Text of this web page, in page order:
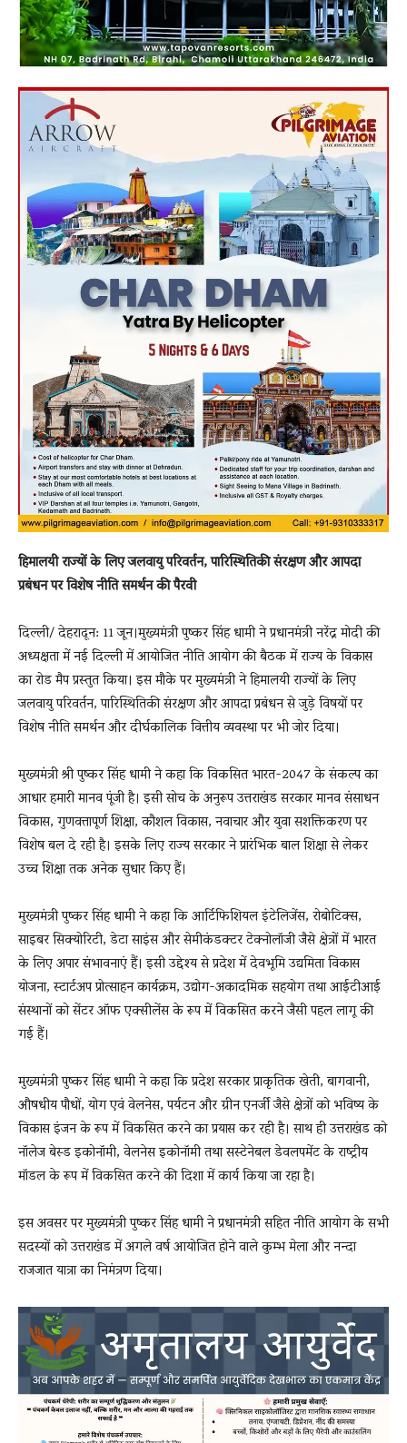
हिमालयी राज्यों के लिए जलवायु परिवर्तन, पारिस्थितिकी संरक्षण और आपदा
प्रबंधन पर विशेष नीति समर्थन की पैरवी
दिल्ली/ देहरादून: 11 जून।मुख्यमंत्री पुष्कर सिंह धामी ने प्रधानमंत्री नरेंद्र मोदी की
अध्यक्षता में नई दिल्ली में आयोजित नीति आयोग की बैठक में राज्य के विकास
का रोड मैप प्रस्तुत किया। इस मौके पर मुख्यमंत्री ने हिमालयी राज्यों के लिए
जलवायु परिवर्तन, पारिस्थितिकी संरक्षण और आपदा प्रबंधन से जुड़े विषयों पर
विशेष नीति समर्थन और दीर्घकालिक वित्तीय व्यवस्था पर भी जोर दिया।
मुख्यमंत्री श्री पुष्कर सिंह धामी ने कहा कि विकसित भारत-2047 के संकल्प का
आधार हमारी मानव पूंजी है। इसी सोच के अनुरूप उत्तराखंड सरकार मानव संसाधन
विकास, गुणवत्तापूर्ण शिक्षा, कौशल विकास, नवाचार और युवा सशक्तिकरण पर
विशेष बल दे रही है। इसके लिए राज्य सरकार ने प्रारंभिक बाल शिक्षा से लेकर
उच्च शिक्षा तक अनेक सुधार किए हैं।
मुख्यमंत्री पुष्कर सिंह धामी ने कहा कि आर्टिफिशियल इंटेलिजेंस, रोबोटिक्स,
साइबर सिक्योरिटी, डेटा साइंस और सेमीकंडक्टर टेक्नोलॉजी जैसे क्षेत्रों में भारत
के लिए अपार संभावनाएं हैं। इसी उद्देश्य से प्रदेश में देवभूमि उद्यमिता विकास
योजना, स्टार्टअप प्रोत्साहन कार्यक्रम, उद्योग-अकादमिक सहयोग तथा आईटीआई
संस्थानों को सेंटर ऑफ एक्सीलेंस के रूप में विकसित करने जैसी पहल लागू की
गई हैं।
मुख्यमंत्री पुष्कर सिंह धामी ने कहा कि प्रदेश सरकार प्राकृतिक खेती, बागवानी,
औषधीय पौधों, योग एवं वेलनेस, पर्यटन और ग्रीन एनर्जी जैसे क्षेत्रों को भविष्य के
विकास इंजन के रूप में विकसित करने का प्रयास कर रही है। साथ ही उत्तराखंड को
नॉलेज बेस्ड इकोनॉमी, वेलनेस इकोनॉमी तथा सस्टेनेबल डेवलपमेंट के राष्ट्रीय
मॉडल के रूप में विकसित करने की दिशा में कार्य किया जा रहा है।
इस अवसर पर मुख्यमंत्री पुष्कर सिंह धामी ने प्रधानमंत्री सहित नीति आयोग के सभी
सदस्यों को उत्तराखंड में अगले वर्ष आयोजित होने वाले कुम्भ मेला और नन्दा
राजजात यात्रा का निमंत्रण दिया।